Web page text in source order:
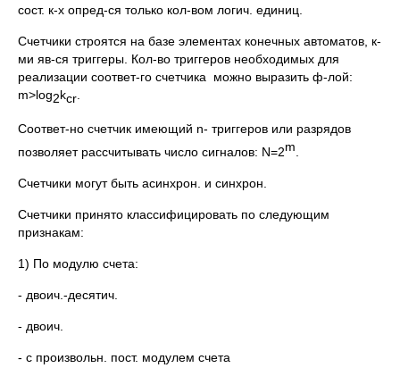
сост. к-х опред-ся только кол-вом логич. единиц.
Счетчики строятся на базе элементах конечных автоматов, к-
ми яв-ся триггеры. Кол-во триггеров необходимых для
реализации соответ-го счетчика можно выразить ф-лой:
m>log2kcr
Соответ-но счетчик имеющий n- триггеров или разрядов
позволяет рассчитывать число сигналов: N=2m
Счетчики могут быть асинхрон. и синхрон.
Счетчики принято классифицировать по следующим
признакам:
1) По модулю счета:
- двоич.-десятич.
- двоич.
- с произвольн. пост. модулем счета